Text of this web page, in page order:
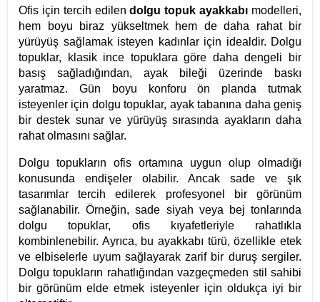
Ofis için tercih edilendolgu topuk ayakkabı modelleri,
hem boyu biraz yükseltmek hem de daha rahat bir
yürüyüş sağlamak isteyen kadınlar için idealdir. Dolgu
topuklar, klasik ince topuklara göre daha dengeli bir
basış sağladığından, ayak bileği üzerinde baskı
yaratmaz. Gün boyu konforu ön planda tutmak
isteyenler için dolgu topuklar, ayak tabanına daha geniş
bir destek sunar ve yürüyüş sırasında ayakların daha
rahat olmasını sağlar.
Dolgu topukların ofis ortamına uygun olup olmadığı
konusunda endişeler olabilir. Ancak sade ve şık
tasarımlar tercih edilerek profesyonel bir görünüm
sağlanabilir. Örneğin, sade siyah veya bej tonlarında
dolgu topuklar, ofis kıyafetleriyle rahatlıkla
kombinlenebilir. Ayrıca, bu ayakkabı türü, özellikle etek
ve elbiselerle uyum sağlayarak zarif bir duruş sergiler.
Dolgu topukların rahatlığından vazgeçmeden stil sahibi
bir görünüm elde etmek isteyenler için oldukça iyi bir